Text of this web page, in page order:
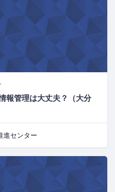
報管理は大丈夫？（大分
進センター